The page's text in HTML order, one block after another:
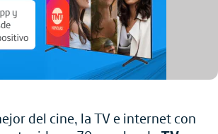
del cine, la TV e internet con